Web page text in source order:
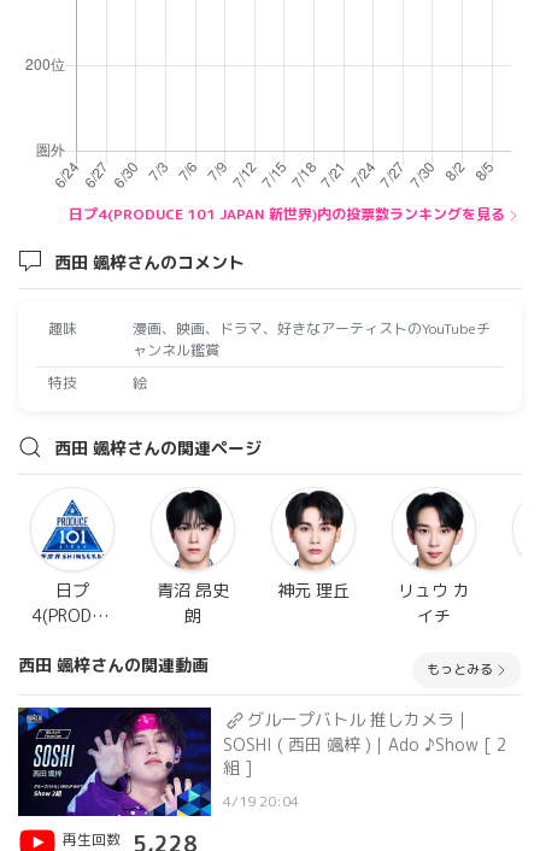
日プ4(PRODUCE 101 JAPAN 新世界)内の投票数ランキングを見る
西田 颯梓さんのコメント
趣味
漫画、映画、ドラマ、好きなアーティストのYouTubeチ
ャンネル鑑賞
特技
絵
西田 颯梓さんの関連ページ
日プ
4(PRODUC
JAPAN 新
世界)
青沼 昂史
朗
神元 理丘
リュウ カ
イチ
西田 颯梓さんの関連動画 もっとみる
グループバトル 推しカメラ｜
SOSHI ( 西田 颯梓 )｜Ado ♪Show [ 2
組 ]
4/19 20:04
再生回数
5,228